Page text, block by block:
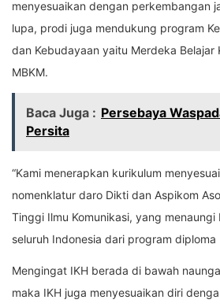
menyesuaikan dengan perkembangan
lupa, prodi juga mendukung program
dan Kebudayaan yaitu Merdeka Belajar
MBKM.
Baca Juga : Persebaya
Persita
“Kami menerapkan kurikulum
nomenklatur daro Dikti dan Aspikom
Tinggi Ilmu Komunikasi, yang
seluruh Indonesia dari program diploma
Mengingat IKH berada di bawah
maka IKH juga menyesuaikan diri